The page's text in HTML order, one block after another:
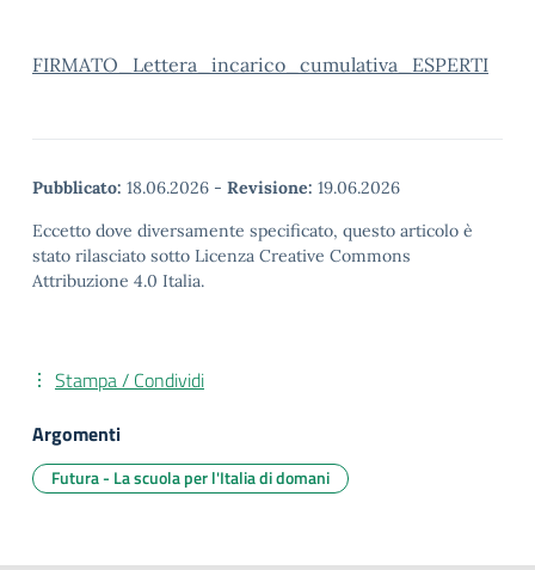
FIRMATO_Lettera_incarico_cumulativa_ESPERTI
Pubblicato: 18.06.2026 - Revisione: 19.06.2026
Eccetto dove diversamente specificato, questo articolo è
stato rilasciato sotto Licenza Creative Commons
Attribuzione 4.0 Italia.
Stampa / Condividi
Argomenti
Futura - La scuola per l'Italia di domani